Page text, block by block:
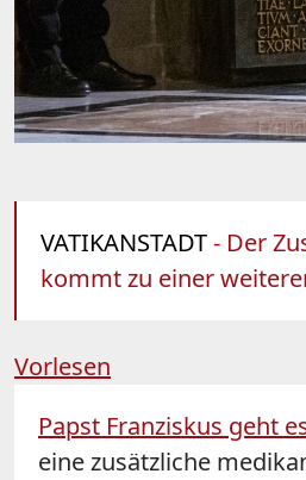
VATIKANSTADT- Der
kommt zu einer
Vorlesen
Papst Franziskus geht
eine zusätzliche